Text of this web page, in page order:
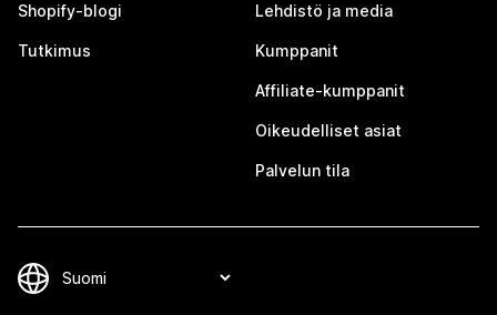
Shopify-blogi
Tutkimus
Lehdistö ja media
Kumppanit
Affiliate-kumppanit
Oikeudelliset asiat
Palvelun tila